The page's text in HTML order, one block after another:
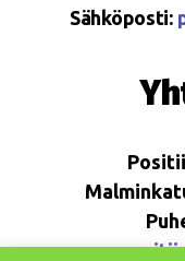
Sähköposti: